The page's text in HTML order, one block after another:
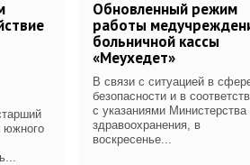
южного
Обновленный режим
работы
больничной кассы
«Меухедет»
В связи с ситуацией в
безопасности и в
с указаниями Министерства
здравоохранения, в
воскресенье...